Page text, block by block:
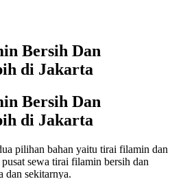
Bersih Dan
di Jakarta
Bersih Dan
di Jakarta
pilihan bahan yaitu tirai filamin dan
sewa tirai filamin bersih dan
dan sekitarnya.